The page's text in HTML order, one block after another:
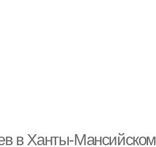
в Ханты-Мансийском